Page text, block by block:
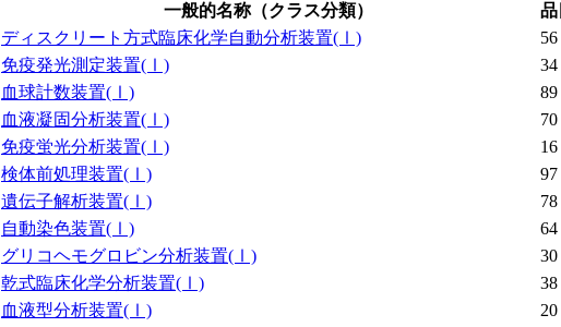
一般的名称（クラス分類） 品
ディスクリート方式臨床化学自動分析装置(Ⅰ) 56
免疫発光測定装置(Ⅰ) 34
血球計数装置(Ⅰ) 89
血液凝固分析装置(Ⅰ) 70
免疫蛍光分析装置(Ⅰ) 16
検体前処理装置(Ⅰ) 97
遺伝子解析装置(Ⅰ) 78
自動染色装置(Ⅰ) 64
グリコヘモグロビン分析装置(Ⅰ) 30
乾式臨床化学分析装置(Ⅰ) 38
血液型分析装置(Ⅰ) 20